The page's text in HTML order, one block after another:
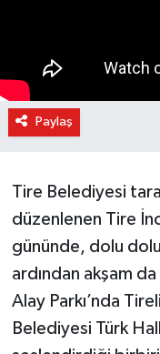
Paylaş
Tire Belediyesi
düzenlenen Tire
gününde, dolu
ardından akşam
Alay Parkı’nda
Belediyesi Türk